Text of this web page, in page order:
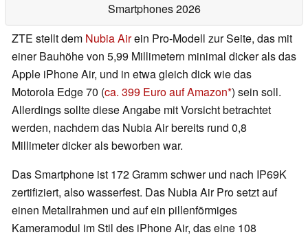
Smartphones 2026
ZTE stellt dem Nubia Airein Pro-Modell zur Seite, das mit
einer Bauhöhe von 5,99 Millimetern minimal dicker als das
Apple iPhone Air, und in etwa gleich dick wie das
Motorola Edge 70 (ca. 399 Euro auf Amazon ) sein soll.
Allerdings sollte diese Angabe mit Vorsicht betrachtet
werden, nachdem das Nubia Air bereits rund 0,8
Millimeter dicker als beworben war.
Das Smartphone ist 172 Gramm schwer und nach IP69K
zertifiziert, also wasserfest. Das Nubia Air Pro setzt auf
einen Metallrahmen und auf ein pillenförmiges
Kameramodul im Stil des iPhone Air, das eine 108